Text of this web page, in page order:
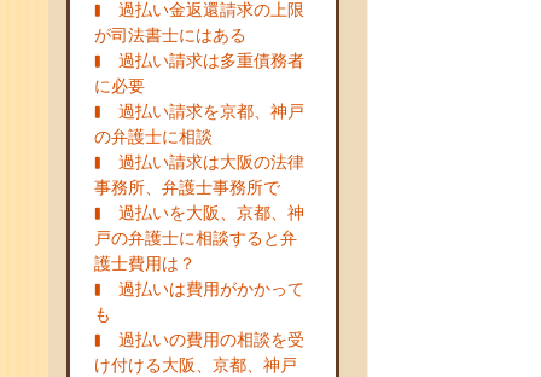
過払い金返還請求の上限
が司法書士にはある
過払い請求は多重債務者
に必要
過払い請求を京都、神戸
の弁護士に相談
過払い請求は大阪の法律
事務所、弁護士事務所で
過払いを大阪、京都、神
戸の弁護士に相談すると弁
護士費用は？
過払いは費用がかかって
も
過払いの費用の相談を受
け付ける大阪、京都、神戸